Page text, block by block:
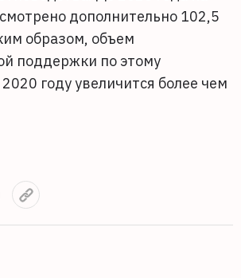
дополнительно 102,5
образом, объем
поддержки по этому
году увеличится более чем